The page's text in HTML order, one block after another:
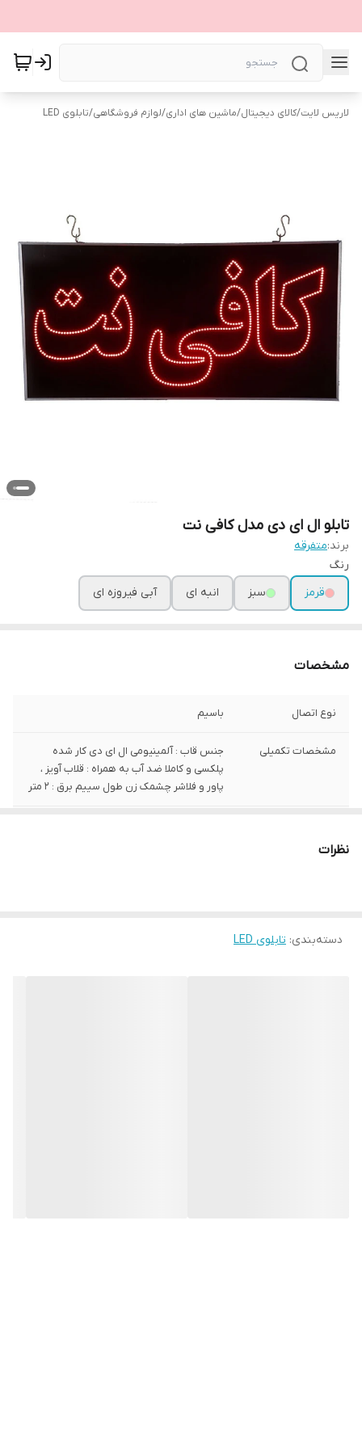
لاریس لایت/کالای دیجیتال/ماشین های اداری/لوازم فروشگاهی/تابلوی LED
تابلو ال ای دی مدل کافی نت
برند:متفرقه
رنگ
قرمز
سبز انبه ای آبی فیروزه ای
مشخصات
نوع اتصال باسیم
مشخصات تکمیلی
جنس قاب : آلمینیومی ال ای دی کار شده
پلکسی و کاملا ضد آب به همراه : قلاب آویز ،
پاور و فلاشر چشمک زن طول سییم برق : 2 متر
رنگ
نظرات
دسته‌بندی: تابلوی LED